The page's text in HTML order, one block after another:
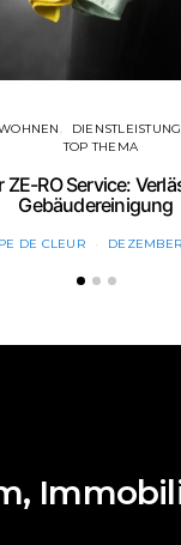
DIENSTLEISTUNG
TOP THEMA
ZE-RO Service:
Gebäudereinigung
DE CLEUR